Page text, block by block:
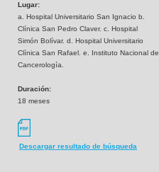
Lugar:
a. Hospital Universitario San Ignacio b.
Clínica San Pedro Claver. c. Hospital
Simón Bolívar. d. Hospital Universitario
Clínica San Rafael. e. Instituto Nacional de
Cancerología.
Duración:
18 meses
Descargar resultado de búsqueda